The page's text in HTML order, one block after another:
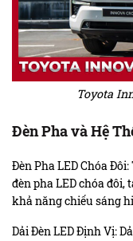
Toyota
Đèn Pha và Hệ
Đèn Pha LED Chóa
đèn pha LED chóa
khả năng chiếu sáng
Dải Đèn LED Định Vị: